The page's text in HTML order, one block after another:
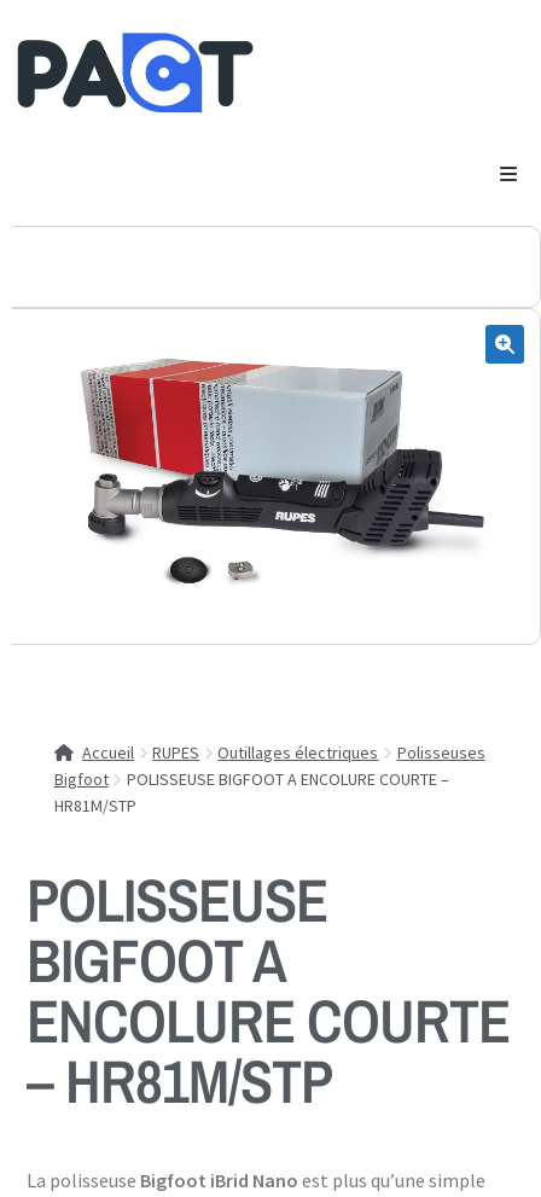
Accueil RUPES Outillages électriques
Polisseuses
Bigfoot
POLISSEUSE BIGFOOT A ENCOLURE COURTE –
HR81M/STP
POLISSEUSE
BIGFOOT A
ENCOLURE COURTE
– HR81M/STP
La polisseuse Bigfoot iBrid Nano est plus qu’une simple